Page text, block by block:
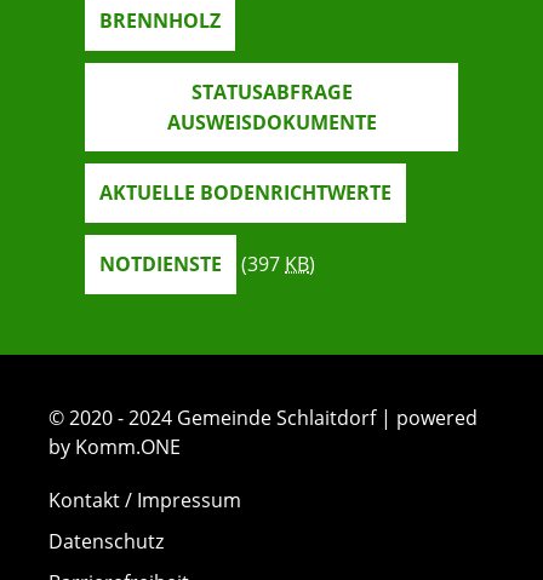
BRENNHOLZ
STATUSABFRAGE
AUSWEISDOKUMENTE
AKTUELLE BODENRICHTWERTE
NOTDIENSTE (397 KB)
© 2020 - 2024 Gemeinde Schlaitdorf | powered
by Komm.ONE
Kontakt / Impressum
Datenschutz